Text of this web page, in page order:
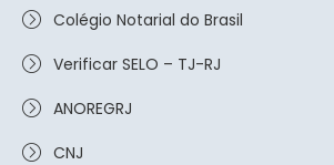
Colégio Notarial do Brasil
Verificar SELO – TJ-RJ
ANOREGRJ
CNJ